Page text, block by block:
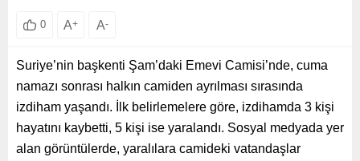
0 A+ A-
Suriye’nin başkenti Şam’daki Emevi Camisi’nde, cuma
namazı sonrası halkın camiden ayrılması sırasında
izdiham yaşandı. İlk belirlemelere göre, izdihamda 3 kişi
hayatını kaybetti, 5 kişi ise yaralandı. Sosyal medyada yer
alan görüntülerde, yaralılara camideki vatandaşlar